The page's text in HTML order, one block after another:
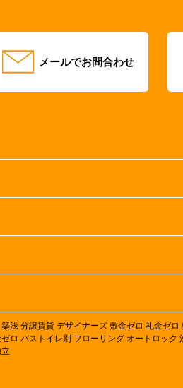
メールでお問合わせ
浅 分譲賃貸 デザイナーズ 敷金ゼロ 礼金ゼロ
ロ バストイレ別 フローリング オートロック